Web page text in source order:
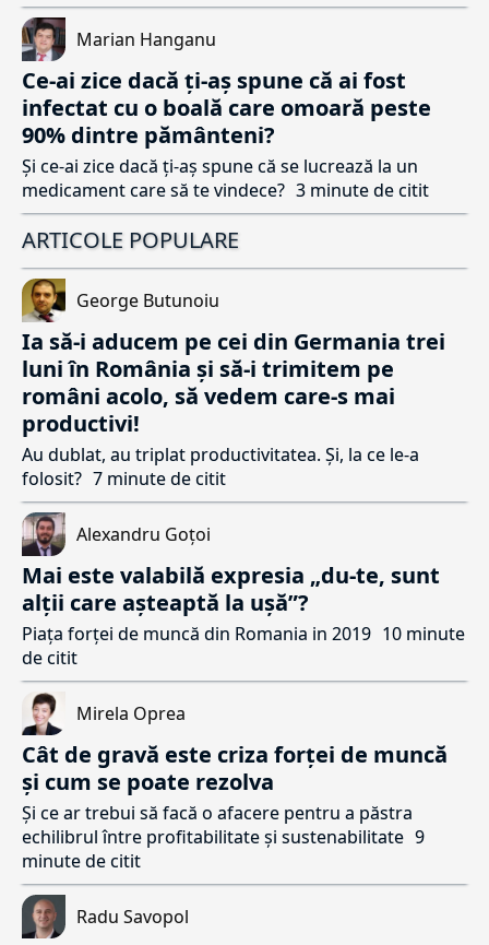
Marian Hanganu
Ce-ai zice dacă ți-aș spune că ai fost
infectat cu o boală care omoară peste
90% dintre pământeni?
Și ce-ai zice dacă ți-aș spune că se lucrează la un
medicament care să te vindece? 3 minute de citit
ARTICOLE POPULARE
George Butunoiu
Ia să-i aducem pe cei din Germania trei
luni în România și să-i trimitem pe
români acolo, să vedem care-s mai
productivi!
Au dublat, au triplat productivitatea. Și, la ce le-a
folosit? 7 minute de citit
Alexandru Goțoi
Mai este valabilă expresia „du-te, sunt
alții care așteaptă la ușă”?
Piața forței de muncă din Romania in 2019 10 minute
de citit
Mirela Oprea
Cât de gravă este criza forței de muncă
și cum se poate rezolva
Și ce ar trebui să facă o afacere pentru a păstra
echilibrul între profitabilitate și sustenabilitate 9
minute de citit
Radu Savopol